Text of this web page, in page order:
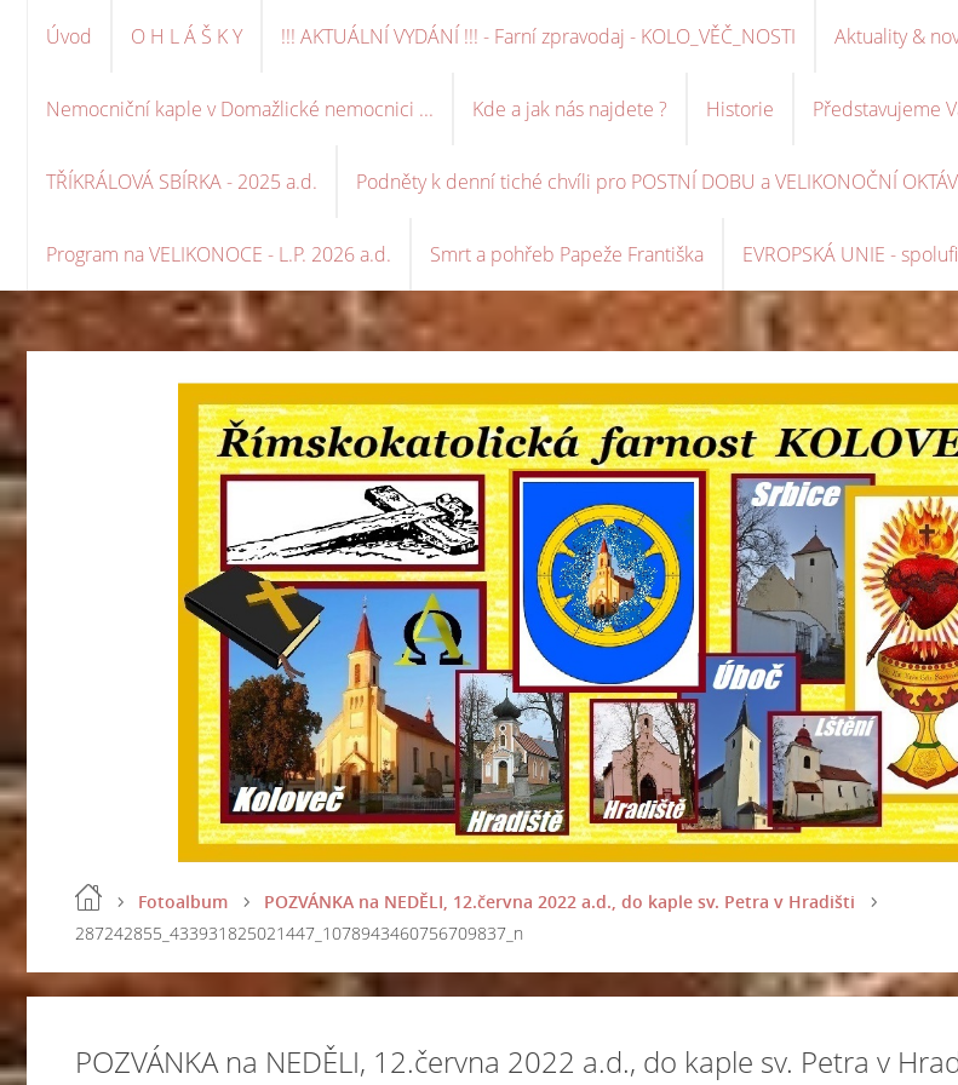
Úvod O H L Á Š K Y !!! AKTUÁLNÍ VYDÁNÍ !!! - Farní zpravodaj - KOLO_VĚČ_NOSTI Aktuality &
Nemocniční kaple v Domažlické nemocnici ... Kde a jak nás najdete ? Historie Představujeme
TŘÍKRÁLOVÁ SBÍRKA - 2025 a.d. Podněty k denní tiché chvíli pro POSTNÍ DOBU a VELIKONOČNÍ
Program na VELIKONOCE - L.P. 2026 a.d. Smrt a pohřeb Papeže Františka EVROPSKÁ UNIE -
Fotoalbum
POZVÁNKA na NEDĚLI, 12.června 2022 a.d., do kaple sv. Petra v Hradišti
287242855_433931825021447_1078943460756709837_n
POZVÁNKA na NEDĚLI, 12.června 2022 a.d., do kaple sv. Petra v